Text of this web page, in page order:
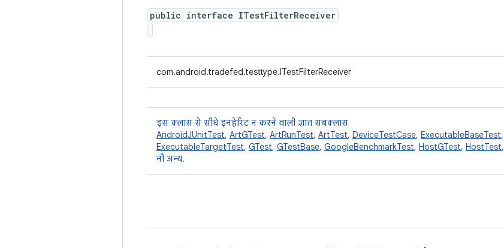
public interface ITestFilterReceiver
com.android.tradefed.testtype.ITestFilterReceiver
इस क्लास से सीधे इनहेरिट न करने वाली ज्ञात सबक्लास
AndroidJUnitTest, ArtGTest, ArtRunTest, ArtTest, DeviceTestCase, ExecutableBaseTest,
ExecutableTargetTest, GTest, GTestBase, GoogleBenchmarkTest, HostGTest, HostTest,
नौ अन्य.